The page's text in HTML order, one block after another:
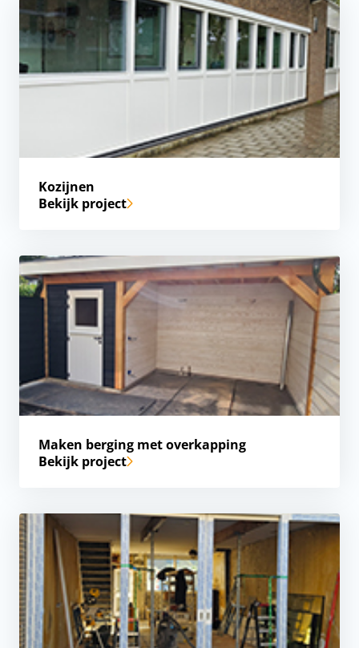
Kozijnen
Bekijk project
Maken berging met overkapping
Bekijk project